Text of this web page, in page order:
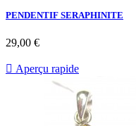
PENDENTIF SERAPHINITE
29,00 €
 Aperçu rapide